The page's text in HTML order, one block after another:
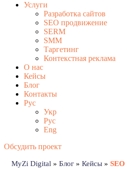
Услуги
Разработка сайтов
SEO продвижение
SERM
SMM
Таргетинг
Контекстная реклама
О нас
Кейсы
Блог
Контакты
Рус
Укр
Рус
Eng
Обсудить проект
MyZi Digital » Блог » Кейсы »